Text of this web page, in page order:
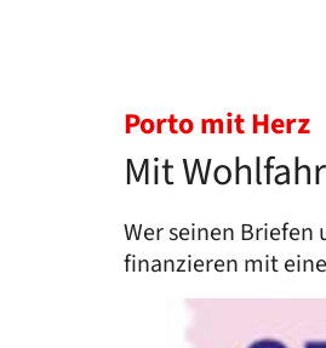
Porto mit Herz:
Mit
Wer seinen
finanzieren mit